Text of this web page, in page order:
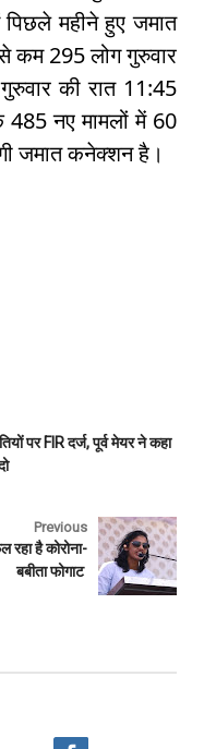
महीने हुए जमात
कम 295 लोग गुरुवार
की रात 11:45
नए मामलों में 60
जमात कनेक्शन है।
पर FIR दर्ज, पूर्व मेयर ने कहा
Previous
रहा है कोरोना-
बबीता फोगाट